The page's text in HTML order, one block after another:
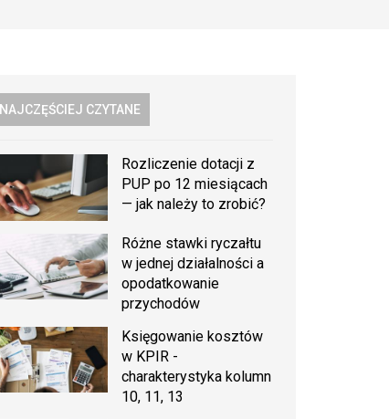
NAJCZĘŚCIEJ CZYTANE
Rozliczenie dotacji z
PUP po 12 miesiącach
— jak należy to zrobić?
Różne stawki ryczałtu
w jednej działalności a
opodatkowanie
przychodów
Księgowanie kosztów
w KPIR -
charakterystyka kolumn
10, 11, 13